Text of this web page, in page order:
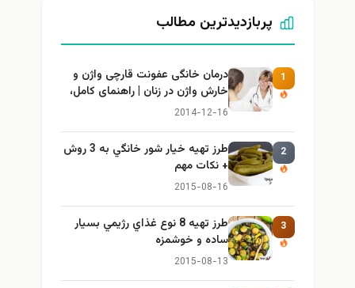
پربازدیدترین مطالب
1
درمان خانگی عفونت قارچی واژن و
خارش واژن در زنان | راهنمای کامل،
ایمن و کاربردی
2014-12-16
2
طرز تهيه خیار شور خانگي به 3 روش
+ نكات مهم
2015-08-16
3
طرز تهيه 8 نوع غذاي رژيمي بسيار
ساده و خوشمزه
2015-08-13